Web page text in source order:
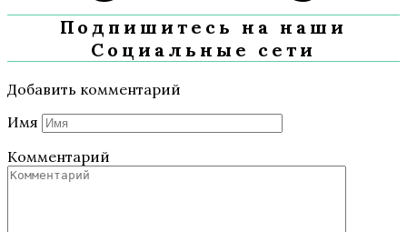
Подпишитесь на наши
Социальные сети
Добавить комментарий
Имя
Комментарий